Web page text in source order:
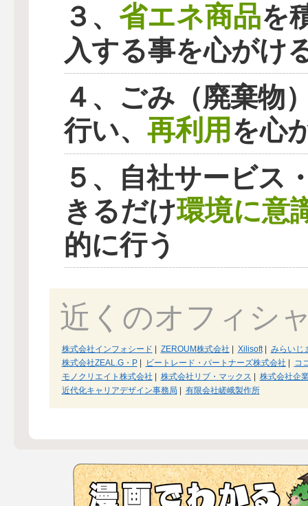
３、 省エネ商品を
入する事を心がけ
４、ごみ（廃棄物
行い、 再利用を心
５、自社サービス
きるだけ環境に意
的に行う
近くのオフィシ
株式会社インフォシード ZEROUM株式会社 Xilisoft|
みらいじ
株式会社ZEAL.G・P| ビートレード・パートナーズ株式会社
コ
モノクリエイト株式会社
株式会社リブ・マックス
株式会社企
近代化キャリアデザイン事務局
有限会社嵯峨製作所